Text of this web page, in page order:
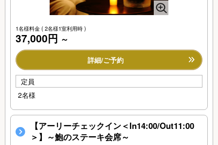
1名様料金( 2名様1室利用時 )
37,000円 ～
詳細/ご予約
定員
2名様
【アーリーチェックイン＜In14:00/Out11:00
＞】～鮑のステーキ会席～